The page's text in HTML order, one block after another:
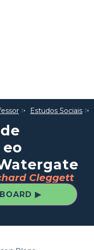
Estudos Sociais
Cleggett
▶